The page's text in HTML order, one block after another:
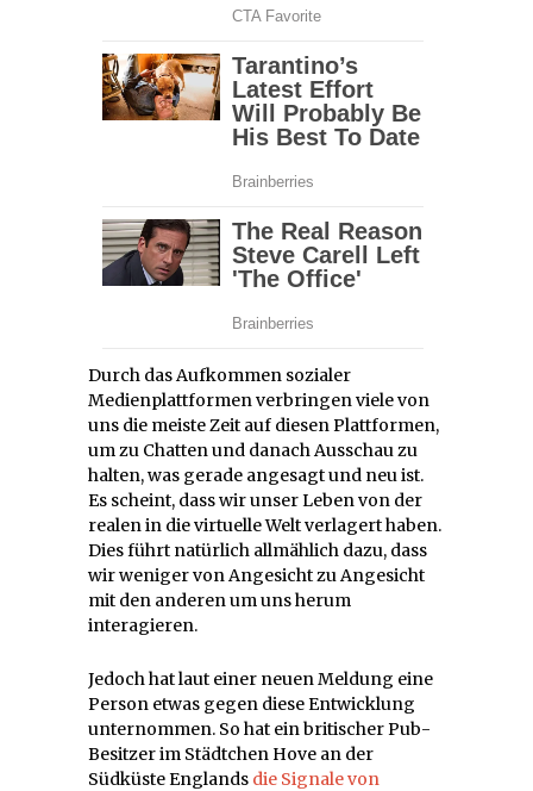
Durch das Aufkommen sozialer
Medienplattformen verbringen viele von
uns die meiste Zeit auf diesen Plattformen,
um zu Chatten und danach Ausschau zu
halten, was gerade angesagt und neu ist.
Es scheint, dass wir unser Leben von der
realen in die virtuelle Welt verlagert haben.
Dies führt natürlich allmählich dazu, dass
wir weniger von Angesicht zu Angesicht
mit den anderen um uns herum
interagieren.
Jedoch hat laut einer neuen Meldung eine
Person etwas gegen diese Entwicklung
unternommen. So hat ein britischer Pub-
Besitzer im Städtchen Hove an der
Südküste Englands die Signale von